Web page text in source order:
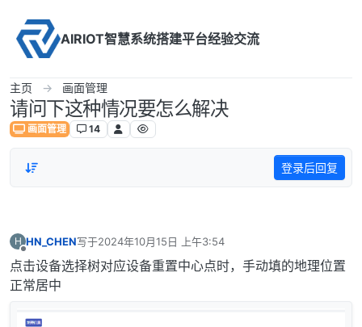
AIRIOT智慧系统搭建平台经验交流
主页 画面管理
请问下这种情况要怎么解决
画面管理 14
登录后回复
H
离线
HN_CHEN写于2024年10月15日 上午3:54
最后由 编辑
点击设备选择树对应设备重置中心点时，手动填的地理位置
正常居中